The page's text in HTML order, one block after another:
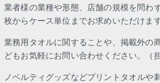
業者様の業種や形態、店舗の規模を問わ
枚からケース単位までお求めいただけます
業務用タオルに関することや、掲載外の
どもお気軽にお問い合わせください。（
ノベルティグッズなどプリントタオルや